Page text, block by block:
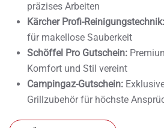
präzises Arbeiten
Kärcher Profi-Reinigungstechnik:
für makellose Sauberkeit
Schöffel Pro Gutschein:
Komfort und Stil vereint
Campingaz-Gutschein:
Grillzubehör für höchste